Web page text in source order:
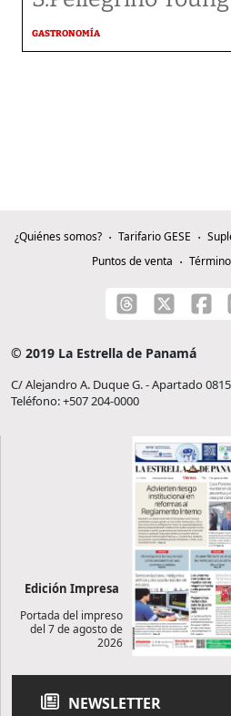
GASTRONOMÍA
¿Quiénes somos? Tarifario GESE
Puntos de venta
© 2019 La Estrella de Panamá
C/ Alejandro A. Duque G. - Apartado
Teléfono: +507 204-0000
Edición Impresa
Portada del impreso
del 7 de agosto de
2026
NEWSLETTER